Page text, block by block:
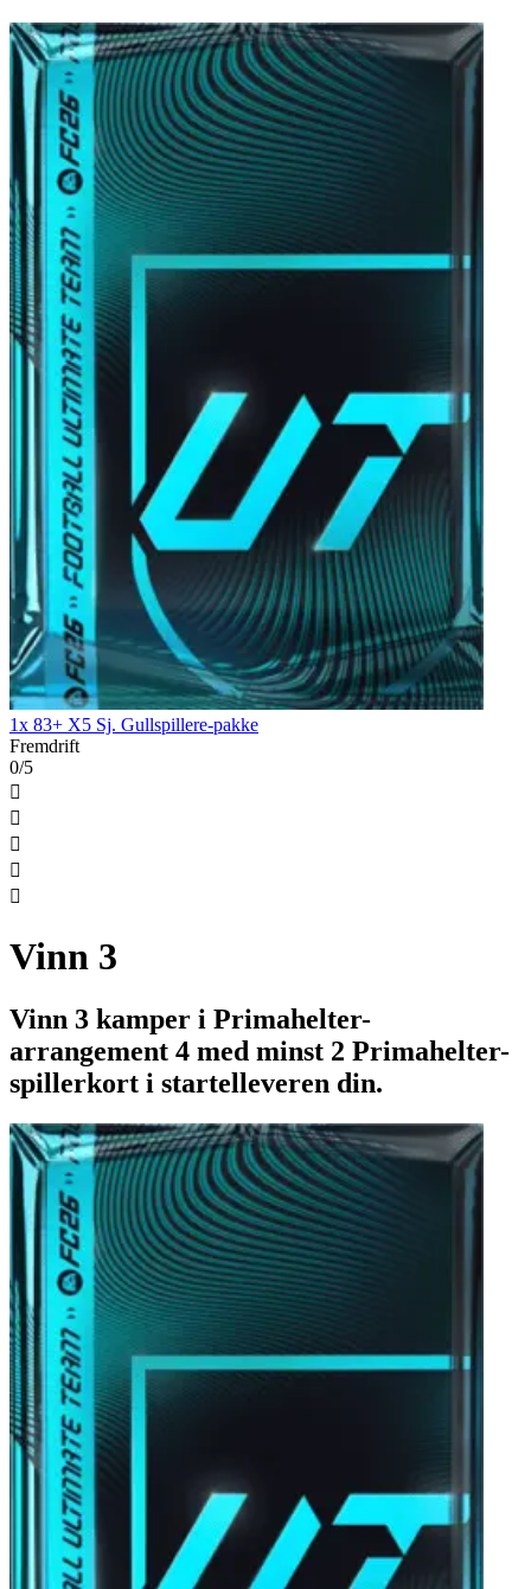
1x 83+ X5 Sj. Gullspillere-pakke
Fremdrift
0/5





Vinn 3
Vinn 3 kamper i Primahelter-
arrangement 4 med minst 2 Primahelter-
spillerkort i startelleveren din.